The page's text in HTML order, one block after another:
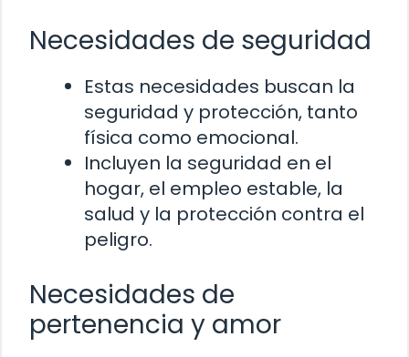
Necesidades de seguridad
Estas necesidades buscan la
seguridad y protección, tanto
física como emocional.
Incluyen la seguridad en el
hogar, el empleo estable, la
salud y la protección contra el
peligro.
Necesidades de
pertenencia y amor